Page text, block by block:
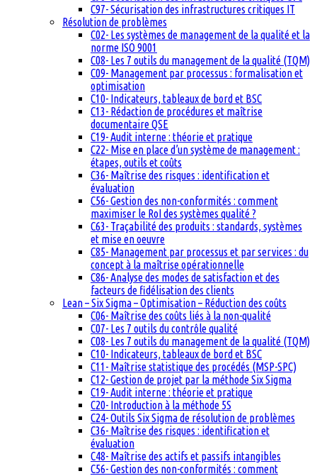
C97- Sécurisation des infrastructures critiques IT
Résolution de problèmes
C02- Les systèmes de management de la qualité et la
norme ISO 9001
C08- Les 7 outils du management de la qualité (TQM)
C09- Management par processus : formalisation et
optimisation
C10- Indicateurs, tableaux de bord et BSC
C13- Rédaction de procédures et maîtrise
documentaire QSE
C19- Audit interne : théorie et pratique
C22- Mise en place d’un système de management :
étapes, outils et coûts
C36- Maîtrise des risques : identification et
évaluation
C56- Gestion des non-conformités : comment
maximiser le RoI des systèmes qualité ?
C63- Traçabilité des produits : standards, systèmes
et mise en oeuvre
C85- Management par processus et par services : du
concept à la maîtrise opérationnelle
C86- Analyse des modes de satisfaction et des
facteurs de fidélisation des clients
Lean – Six Sigma – Optimisation – Réduction des coûts
C06- Maîtrise des coûts liés à la non-qualité
C07- Les 7 outils du contrôle qualité
C08- Les 7 outils du management de la qualité (TQM)
C10- Indicateurs, tableaux de bord et BSC
C11- Maîtrise statistique des procédés (MSP-SPC)
C12- Gestion de projet par la méthode Six Sigma
C19- Audit interne : théorie et pratique
C20- Introduction à la méthode 5S
C24- Outils Six Sigma de résolution de problèmes
C36- Maîtrise des risques : identification et
évaluation
C48- Maîtrise des actifs et passifs intangibles
C56- Gestion des non-conformités : comment